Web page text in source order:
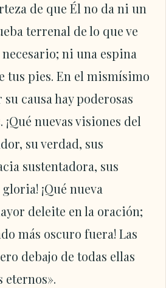
de que Él no da ni un
terrenal de lo que ve
ni una espina
tus pies. En el mismísimo
causa hay poderosas
nuevas visiones del
su verdad, sus
sustentadora, sus
¡Qué nueva
deleite en la oración;
más oscuro fuera! Las
debajo de todas ellas
eternos».